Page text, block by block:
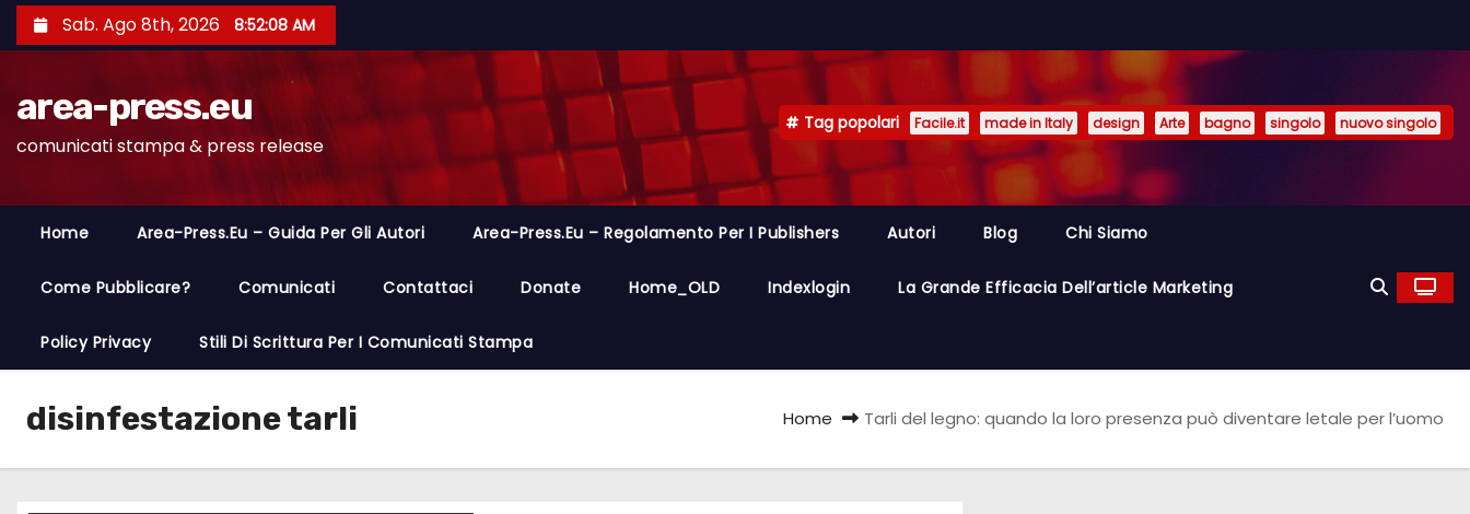
a
o
Sab. Ago 8th, 2026 8:52:09 AM
area-press.eu
comunicati stampa & press release
Tag popolari Facile.it made in Italy design Arte bagno singolo nuovo singolo
Home Area-Press.eu – Guida Per Gli Autori Area-Press.eu – Regolamento Per I Publishers Autori Blog Chi Siamo
Come Pubblicare? Comunicati Contattaci Donate Home_OLD Indexlogin La Grande Efficacia Dell’article Marketing
Policy Privacy Stili Di Scrittura Per I Comunicati Stampa
disinfestazione tarli Home Tarli del legno: quando la loro presenza può diventare letale per l’uomo